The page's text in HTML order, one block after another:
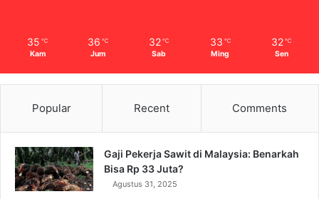
35 ℃
Kam
36 ℃
Jum
32 ℃
Sab
33 ℃
Ming
32 ℃
Sen
Popular Recent Comments
Gaji Pekerja Sawit di Malaysia: Benarkah
Bisa Rp 33 Juta?
Agustus 31, 2025